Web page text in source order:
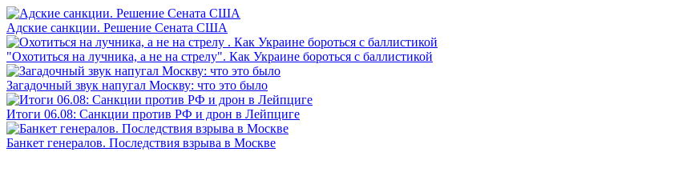
Адские санкции. Решение Сената США
"Охотиться на лучника, а не на стрелу". Как Украине бороться с баллистикой
Загадочный звук напугал Москву: что это было
Итоги 06.08: Санкции против РФ и дрон в Лейпциге
Банкет генералов. Последствия взрыва в Москве